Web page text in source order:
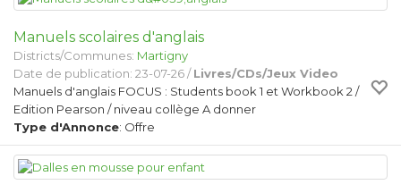
Manuels scolaires d'anglais
Districts/Communes: Martigny
Date de publication: 23-07-26 /Livres/CDs/Jeux Video
Manuels d'anglais FOCUS : Students book 1 et Workbook 2 /
Edition Pearson / niveau collège A donner
Type d'Annonce: Offre